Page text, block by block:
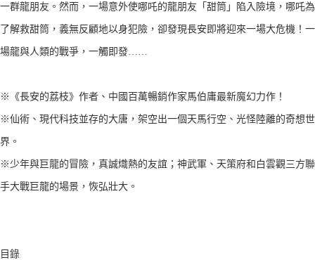
一群龍朋友。然而，一場意外使哪吒的龍朋友「甜筒」陷入險境，哪吒為
了解救甜筒，義無反顧地以身犯險，卻發現長安即將迎來一場大危機！一
場龍與人類的戰爭，一觸即發……
※《長安的荔枝》作者、中國百萬暢銷作家馬伯庸最新魔幻力作！
※仙術、現代科技並存的大唐，架空出一個天馬行空、光怪陸離的奇想世
界。
※少年與巨龍的冒險，真誠熾熱的友誼；神武軍、天策府和白雲觀三方聯
手大戰巨龍的場景，恢弘壯大。
目錄